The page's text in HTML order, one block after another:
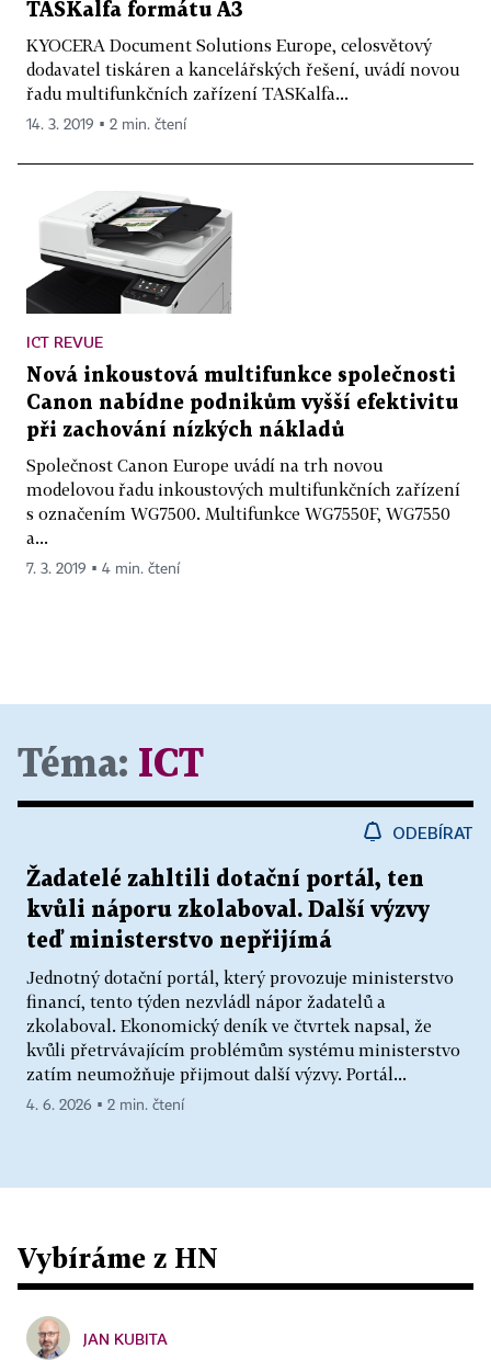
TASKalfa formátu A3
KYOCERA Document Solutions Europe, celosvětový
dodavatel tiskáren a kancelářských řešení, uvádí novou
řadu multifunkčních zařízení TASKalfa...
14. 3. 2019 ▪ 2 min. čtení
ICT REVUE
Nová inkoustová multifunkce společnosti
Canon nabídne podnikům vyšší efektivitu
při zachování nízkých nákladů
Společnost Canon Europe uvádí na trh novou
modelovou řadu inkoustových multifunkčních zařízení
s označením WG7500. Multifunkce WG7550F, WG7550
a...
7. 3. 2019 ▪ 4 min. čtení
Téma: ICT
ODEBÍRAT
Žadatelé zahltili dotační portál, ten
kvůli náporu zkolaboval. Další výzvy
teď ministerstvo nepřijímá
Jednotný dotační portál, který provozuje ministerstvo
financí, tento týden nezvládl nápor žadatelů a
zkolaboval. Ekonomický deník ve čtvrtek napsal, že
kvůli přetrvávajícím problémům systému ministerstvo
zatím neumožňuje přijmout další výzvy. Portál...
4. 6. 2026 ▪ 2 min. čtení
Vybíráme z HN
JAN KUBITA